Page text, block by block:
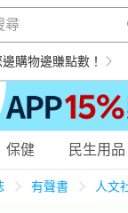
購物邊賺點數！
保健 民生用品
有聲書 人文